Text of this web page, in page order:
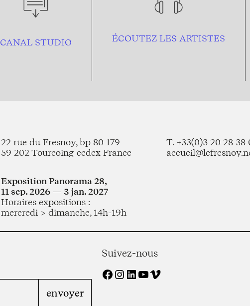
CANAL STUDIO ÉCOUTEZ LES ARTISTES
22 rue du Fresnoy, bp 80 179
59 202 Tourcoing cedex France
T. +33(0)3 20 28 38
Exposition Panorama 28,
11 sep. 2026 — 3 jan. 2027
Horaires expositions :
mercredi > dimanche, 14h-19h
Suivez-nous
Facebook Instagram LinkedIn YouTube Vimeo